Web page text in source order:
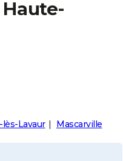
Haute-
Lavaur Mascarville